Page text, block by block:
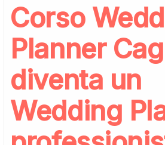
Corso
Planner
diventa un
Wedding